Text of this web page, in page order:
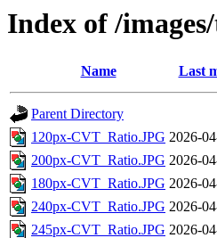
Index of /
Name Last
Parent Directory
120px-CVT_Ratio.JPG 2026-
200px-CVT_Ratio.JPG 2026-
180px-CVT_Ratio.JPG 2026-
240px-CVT_Ratio.JPG 2026-
245px-CVT_Ratio.JPG 2026-